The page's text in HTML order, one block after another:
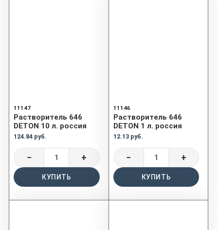
11147
Растворитель 646
DETON 10 л. россия
124.84 руб.
− +
КУПИТЬ
11146
Растворитель 646
DETON 1 л. россия
12.13 руб.
− +
КУПИТЬ